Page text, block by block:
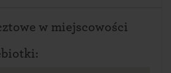
w miejscowości